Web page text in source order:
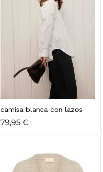
camisa blanca con lazos
79,95 €